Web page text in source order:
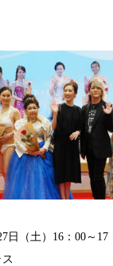
日（土）16：00～17